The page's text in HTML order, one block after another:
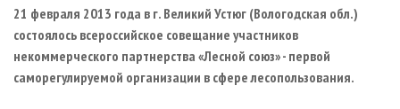
СУШКА ДРЕВЕСИНЫ
ПРОИЗВОДСТВО ДРЕВЕСНЫХ ПЛИТ
ДЕРЕВЯННОЕ ДОМОСТРОЕНИЕ
ПЕРСОНЫ
МОБИЛЬНЫЕ ВЫСТАВКИ
ОФИЦИАЛЬНЫЕ ДЕЛЕГАЦИИ
КОНТАКТЫ
РЕКЛАМА
РЕКЛАМА НА САЙТЕ
21 февраля 2013 года в г. Великий Устюг (Вологодская обл.)
состоялось всероссийское совещание участников
некоммерческого партнерства «Лесной союз» - первой
саморегулируемой организации в сфере лесопользования.